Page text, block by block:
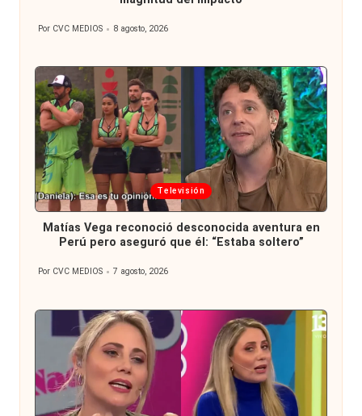
Publicado
Por CVC MEDIOS 8 agosto, 2026
Publicada
en
Televisión
Matías Vega reconoció desconocida aventura en
Perú pero aseguró que él: “Estaba soltero”
Publicado
Por CVC MEDIOS 7 agosto, 2026